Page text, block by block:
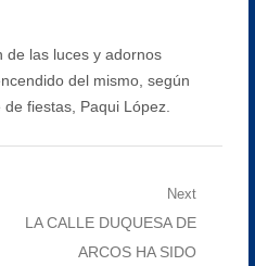
de las luces y adornos
del mismo, según
fiestas, Paqui López.
Next
Next
LA CALLE DUQUESA DE
ARCOS HA SIDO